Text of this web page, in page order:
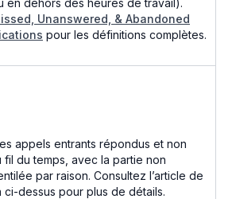
Unanswered, & Abandoned
pour les définitions complètes.
appels entrants répondus et non
fil du temps, avec la partie non
par raison. Consultez l’article de
ci-dessus pour plus de détails.